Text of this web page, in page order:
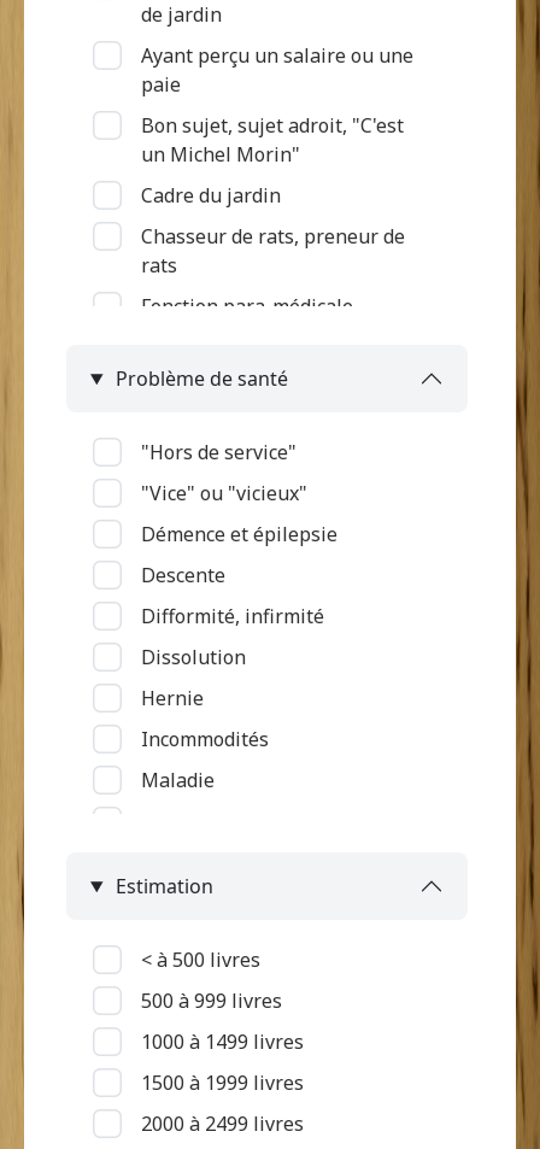
de jardin
Ayant perçu un salaire ou une
paie
Bon sujet, sujet adroit, "C'est
un Michel Morin"
Cadre du jardin
Chasseur de rats, preneur de
rats
Fonction para-médicale
Intégration à l'armée
Ouvrier d'habitation
Service rattaché à la grand'case
Problème de santé
"Hors de service"
"Vice" ou "vicieux"
Démence et épilepsie
Descente
Difformité, infirmité
Dissolution
Hernie
Incommodités
Maladie
oedèmes
Maladie vénérienne, petite
vérole
Malingrerie
Mort
Estimation
< à 500 livres
500 à 999 livres
1000 à 1499 livres
1500 à 1999 livres
2000 à 2499 livres